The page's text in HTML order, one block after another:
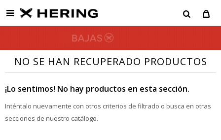

NO SE HAN RECUPERADO PRODUCTOS
¡Lo sentimos! No hay productos en esta sección.
Inténtalo nuevamente con otros criterios de filtrado o busca en otras
secciones de nuestro catálogo.